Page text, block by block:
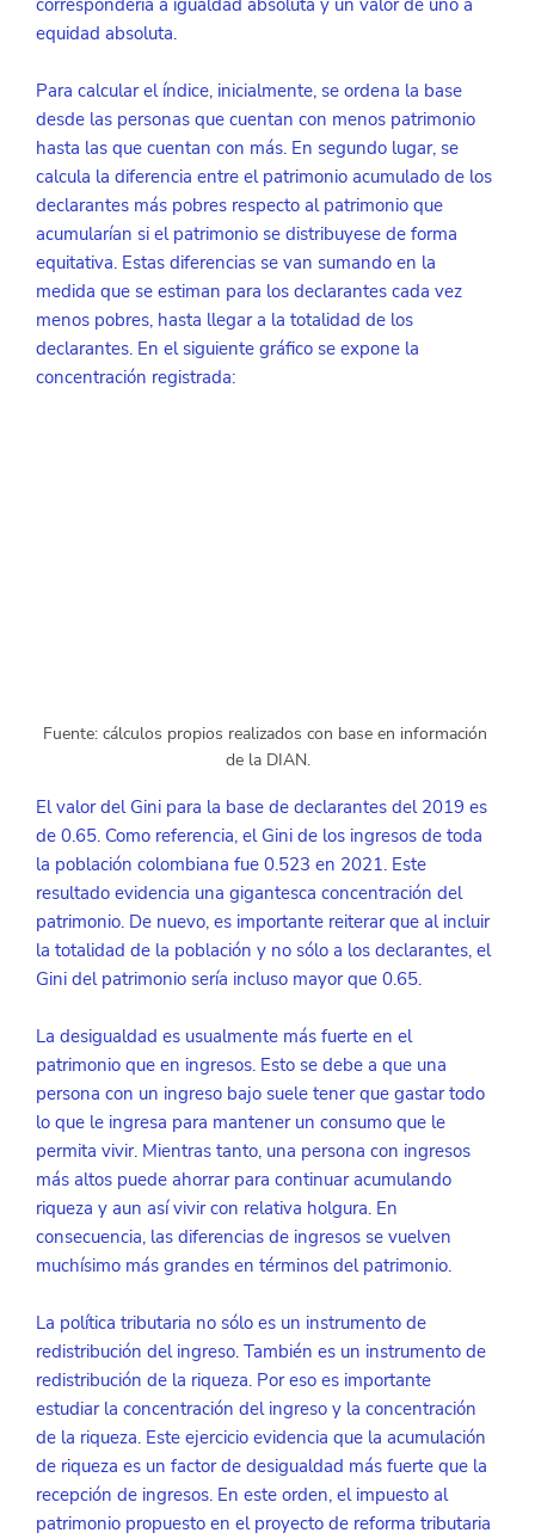
correspondería a igualdad absoluta y un valor de uno a
equidad absoluta.
Para calcular el índice, inicialmente, se ordena la base
desde las personas que cuentan con menos patrimonio
hasta las que cuentan con más. En segundo lugar, se
calcula la diferencia entre el patrimonio acumulado de los
declarantes más pobres respecto al patrimonio que
acumularían si el patrimonio se distribuyese de forma
equitativa. Estas diferencias se van sumando en la
medida que se estiman para los declarantes cada vez
menos pobres, hasta llegar a la totalidad de los
declarantes. En el siguiente gráfico se expone la
concentración registrada:
Fuente: cálculos propios realizados con base en información
de la DIAN.
El valor del Gini para la base de declarantes del 2019 es
de 0.65. Como referencia, el Gini de los ingresos de toda
la población colombiana fue 0.523 en 2021. Este
resultado evidencia una gigantesca concentración del
patrimonio. De nuevo, es importante reiterar que al incluir
la totalidad de la población y no sólo a los declarantes, el
Gini del patrimonio sería incluso mayor que 0.65.
La desigualdad es usualmente más fuerte en el
patrimonio que en ingresos. Esto se debe a que una
persona con un ingreso bajo suele tener que gastar todo
lo que le ingresa para mantener un consumo que le
permita vivir. Mientras tanto, una persona con ingresos
más altos puede ahorrar para continuar acumulando
riqueza y aun así vivir con relativa holgura. En
consecuencia, las diferencias de ingresos se vuelven
muchísimo más grandes en términos del patrimonio.
La política tributaria no sólo es un instrumento de
redistribución del ingreso. También es un instrumento de
redistribución de la riqueza. Por eso es importante
estudiar la concentración del ingreso y la concentración
de la riqueza. Este ejercicio evidencia que la acumulación
de riqueza es un factor de desigualdad más fuerte que la
recepción de ingresos. En este orden, el impuesto al
patrimonio propuesto en el proyecto de reforma tributaria